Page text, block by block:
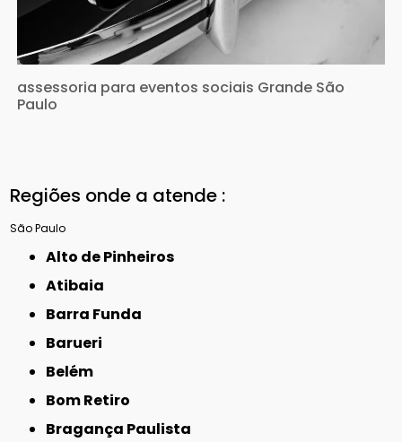
assessoria para eventos sociais Grande São
Paulo
Regiões onde a atende :
São Paulo
Alto de Pinheiros
Atibaia
Barra Funda
Barueri
Belém
Bom Retiro
Bragança Paulista